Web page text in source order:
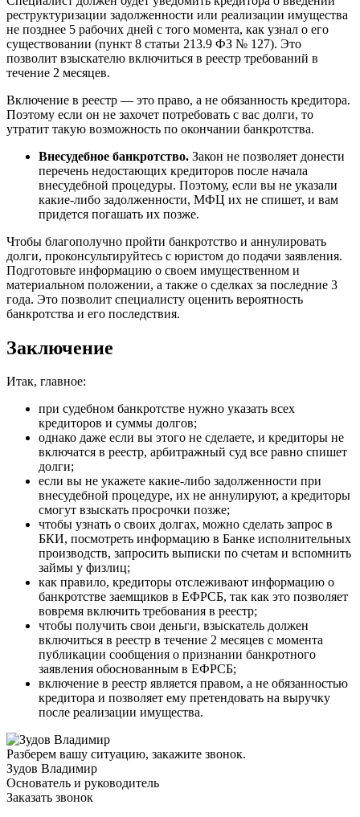
реструктуризации задолженности или реализации имущества
не позднее 5 рабочих дней с того момента, как узнал о его
существовании (пункт 8 статьи 213.9 ФЗ № 127). Это
позволит взыскателю включиться в реестр требований в
течение 2 месяцев.
Включение в реестр — это право, а не обязанность кредитора.
Поэтому если он не захочет потребовать с вас долги, то
утратит такую возможность по окончании банкротства.
Внесудебное банкротство. Закон не позволяет донести
перечень недостающих кредиторов после начала
внесудебной процедуры. Поэтому, если вы не указали
какие-либо задолженности, МФЦ их не спишет, и вам
придется погашать их позже.
Чтобы благополучно пройти банкротство и аннулировать
долги, проконсультируйтесь с юристом до подачи заявления.
Подготовьте информацию о своем имущественном и
материальном положении, а также о сделках за последние 3
года. Это позволит специалисту оценить вероятность
банкротства и его последствия.
Заключение
Итак, главное:
при судебном банкротстве нужно указать всех
кредиторов и суммы долгов;
однако даже если вы этого не сделаете, и кредиторы не
включатся в реестр, арбитражный суд все равно спишет
долги;
если вы не укажете какие-либо задолженности при
внесудебной процедуре, их не аннулируют, а кредиторы
смогут взыскать просрочки позже;
чтобы узнать о своих долгах, можно сделать запрос в
БКИ, посмотреть информацию в Банке исполнительных
производств, запросить выписки по счетам и вспомнить
займы у физлиц;
как правило, кредиторы отслеживают информацию о
банкротстве заемщиков в ЕФРСБ, так как это позволяет
вовремя включить требования в реестр;
чтобы получить свои деньги, взыскатель должен
включиться в реестр в течение 2 месяцев с момента
публикации сообщения о признании банкротного
заявления обоснованным в ЕФРСБ;
включение в реестр является правом, а не обязанностью
кредитора и позволяет ему претендовать на выручку
после реализации имущества.
Разберем вашу ситуацию, закажите звонок.
Зудов Владимир
Основатель и руководитель
Заказать звонок